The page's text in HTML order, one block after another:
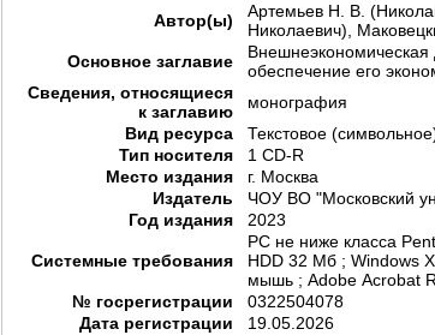
Автор(ы)
Артемьев Н. В.
Николаевич),
Основное заглавие
Внешнеэкономическая
обеспечение его
Сведения, относящиеся
к заглавию
монография
Вид ресурса
Текстовое
Тип носителя
1 CD-R
Место издания
г. Москва
Издатель
ЧОУ ВО "Московский
Год издания
2023
Системные требования
PC не ниже класса
HDD 32 Мб ; Windows
мышь ; Adobe Acrobat
№ госрегистрации
0322504078
Дата регистрации
19.05.2026